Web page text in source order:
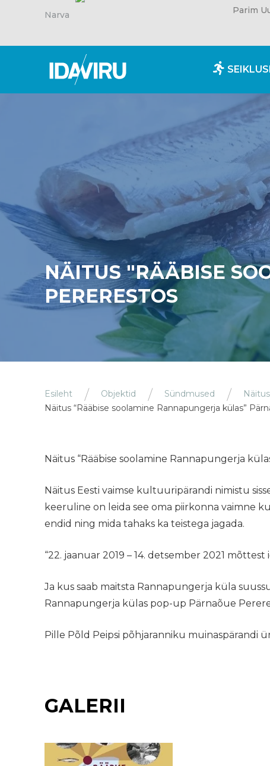
Narva Parim
NÄITUS "RÄÄBISE
PERERESTOS
Esileht Objektid Sündmused Näitus
Näitus “Rääbise soolamine Rannapungerja külas”
Näitus “Rääbise soolamine Rannapungerja
Näitus Eesti vaimse kultuuripärandi nimistu
keeruline on leida see oma piirkonna vaimne
endid ning mida tahaks ka teistega jagada.
“22. jaanuar 2019 – 14. detsember 2021
Ja kus saab maitsta Rannapungerja küla
Rannapungerja külas pop-up Pärnaõue
Pille Põld Peipsi põhjaranniku muinaspärandi
GALERII